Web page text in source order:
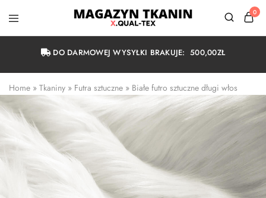
Magazyn
Warszawa
0
DO DARMOWEJ WYSYŁKI BRAKUJE:500,00ZŁ
Home » Tkaniny » Futra sztuczne » Białe futro sztuczne długi włos